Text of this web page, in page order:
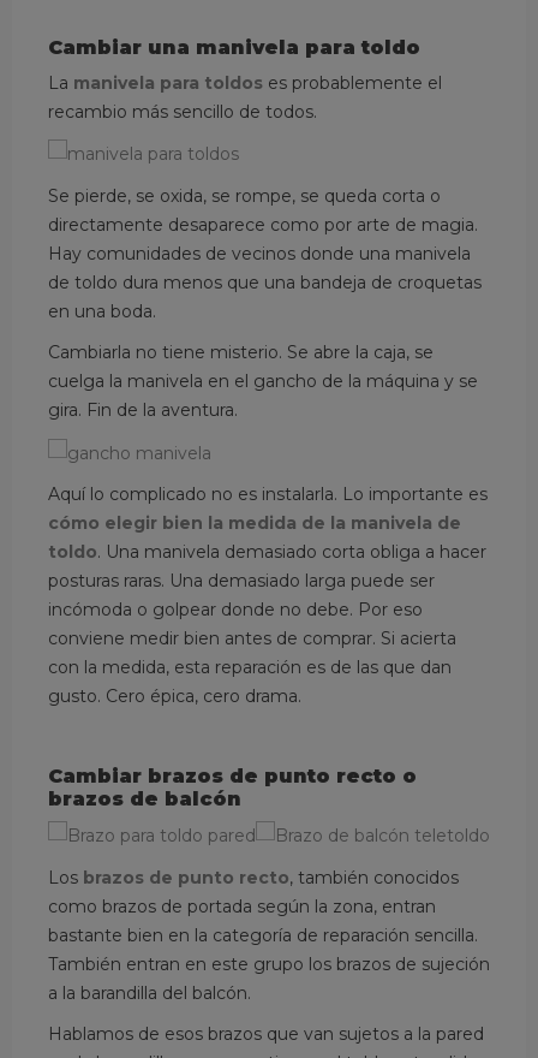
Cambiar una manivela para toldo
La manivela para toldoses probablemente el
recambio más sencillo de todos.
Se pierde, se oxida, se rompe, se queda corta o
directamente desaparece como por arte de magia.
Hay comunidades de vecinos donde una manivela
de toldo dura menos que una bandeja de croquetas
en una boda.
Cambiarla no tiene misterio. Se abre la caja, se
cuelga la manivela en el gancho de la máquina y se
gira. Fin de la aventura.
Aquí lo complicado no es instalarla. Lo importante es
cómo elegir bien la medida de la manivela de
toldo. Una manivela demasiado corta obliga a hacer
posturas raras. Una demasiado larga puede ser
incómoda o golpear donde no debe. Por eso
conviene medir bien antes de comprar. Si acierta
con la medida, esta reparación es de las que dan
gusto. Cero épica, cero drama.
Cambiar brazos de punto recto o
brazos de balcón
Los brazos de punto recto, también conocidos
como brazos de portada según la zona, entran
bastante bien en la categoría de reparación sencilla.
También entran en este grupo los brazos de sujeción
a la barandilla del balcón.
Hablamos de esos brazos que van sujetos a la pared